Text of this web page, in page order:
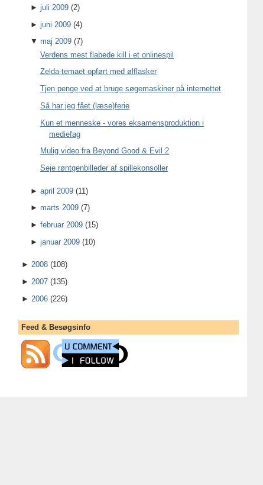
►juli 2009 (2)
►juni 2009 (4)
▼maj 2009 (7)
Verdens mest flabede kill i et onlinespil
Zelda-temaet opført med ølflasker
Tjen penge ved at bruge søgemaskiner på internettet
Så har jeg fået (læse)ferie
Kun et menneske - vores eksamensproduktion i
mediefag
Mulig video fra Beyond Good & Evil 2
Seje røntgenbilleder af spillekonsoller
►april 2009 (11)
►marts 2009 (7)
►februar 2009 (15)
►januar 2009 (10)
► 2008 (108)
► 2007 (135)
► 2006 (226)
Feed & Besøgsinfo